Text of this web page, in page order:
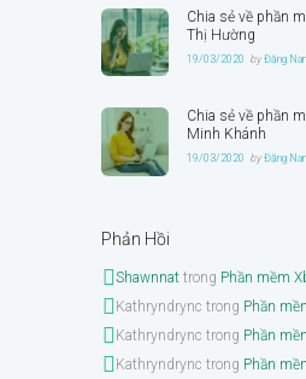
Chia sẻ về phần
Thị Hường
19/03/2020 byĐặng
Chia sẻ về phần
Minh Khánh
19/03/2020 byĐặng
Phản Hồi
Shawnnat trong Phần mềm
Kathryndrync trong Phần
Kathryndrync trong Phần
Kathryndrync trong Phần